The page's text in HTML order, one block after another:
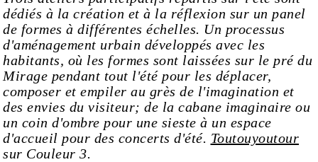
dédiés à la création et à la réflexion sur un panel
de formes à différentes échelles. Un processus
d'aménagement urbain développés avec les
habitants, où les formes sont laissées sur le pré du
Mirage pendant tout l'été pour les déplacer,
composer et empiler au grès de l'imagination et
des envies du visiteur; de la cabane imaginaire ou
un coin d'ombre pour une sieste à un espace
d'accueil pour des concerts d'été. Toutouyoutour
sur Couleur 3.